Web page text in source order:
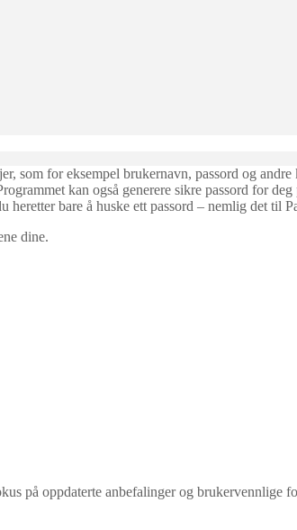
som for eksempel brukernavn, passord og
kan også generere sikre passord for
bare å huske ett passord – nemlig det til
dine.
på oppdaterte anbefalinger og brukervennlige